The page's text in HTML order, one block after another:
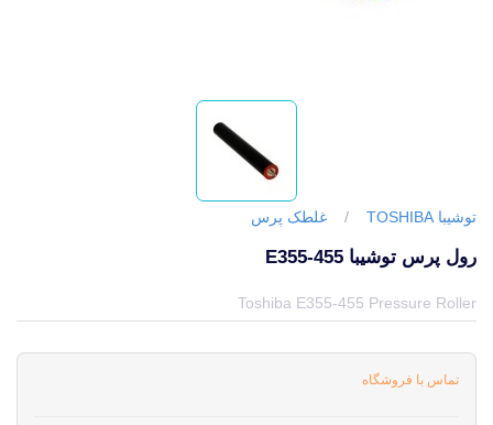
توشیبا TOSHIBA / غلطک پرس
رول پرس توشیبا E355-455
Toshiba E355-455 Pressure Roller
تماس با فروشگاه